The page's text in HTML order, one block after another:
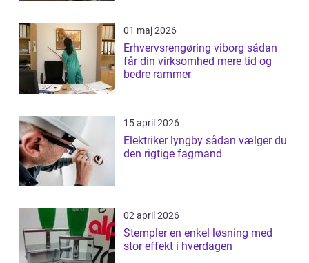
01 maj 2026
Erhvervsrengøring viborg sådan
får din virksomhed mere tid og
bedre rammer
15 april 2026
Elektriker lyngby sådan vælger du
den rigtige fagmand
02 april 2026
Stempler en enkel løsning med
stor effekt i hverdagen